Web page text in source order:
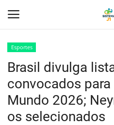
Home
Tecnologia
Esportes
Brasil divulga
convocados para
Mundo 2026;
os selecionados